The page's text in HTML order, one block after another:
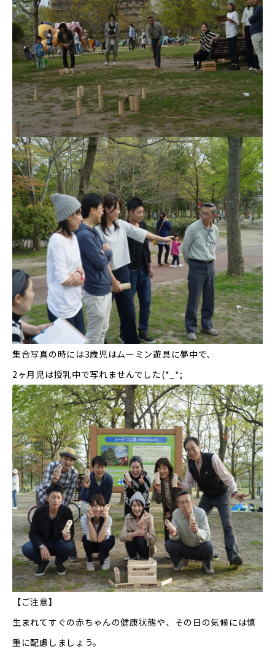
集合写真の時には3歳児はムーミン遊具に夢中で、
2ヶ月児は授乳中で写れませんでした(*_*;
【ご注意】
生まれてすぐの赤ちゃんの健康状態や、その日の気候には慎
重に配慮しましょう。